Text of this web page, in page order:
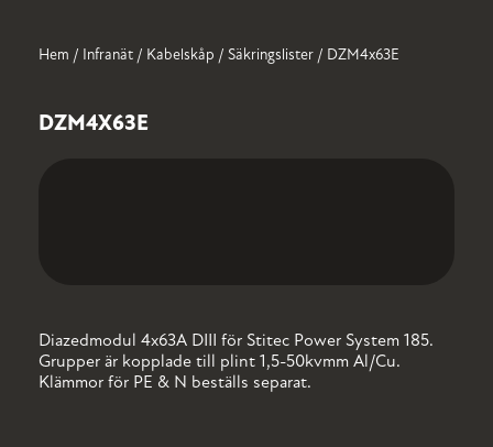
INFRANÄTNORMSYSTEM
E-
OM
HISTORIK LEDIGA
Hem / Infranät / Kabelskåp / Säkringslister / DZM4x63E
DZM4X63E
Diazedmodul 4x63A DIII för Stitec Power System 185.
Grupper är kopplade till plint 1,5-50kvmm Al/Cu.
Klämmor för PE & N beställs separat.